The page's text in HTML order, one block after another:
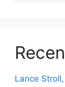
Lance